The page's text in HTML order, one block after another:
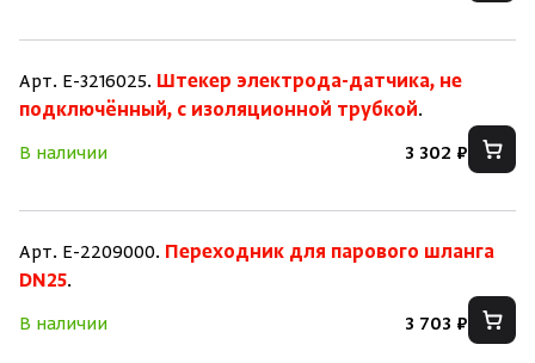
Арт. E-3216025. Штекер электрода-датчика, не
подключённый, с изоляционной трубкой.
В наличии
3 302 ₽
Арт. E-2209000. Переходник для парового шланга
DN25.
В наличии
3 703 ₽